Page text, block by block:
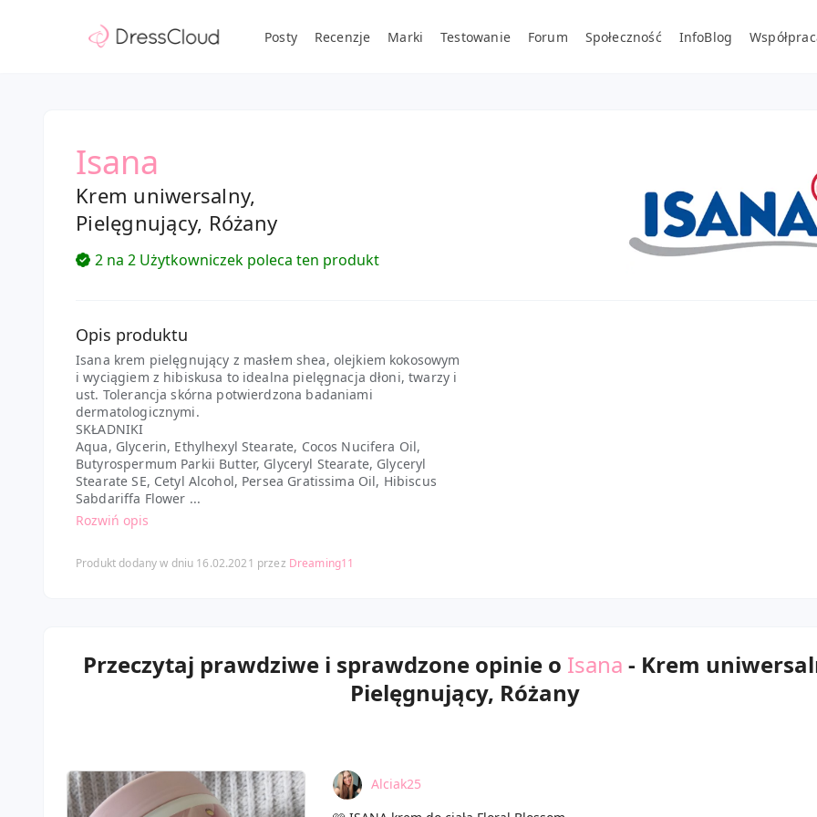
Posty Recenzje Marki Testowanie Forum Społeczność InfoBlog
Isana
Krem uniwersalny,
Pielęgnujący, Różany
2 na 2 Użytkowniczek poleca ten produkt
Opis produktu
Isana krem pielęgnujący z masłem shea, olejkiem kokosowym
i wyciągiem z hibiskusa to idealna pielęgnacja dłoni, twarzy i
ust. Tolerancja skórna potwierdzona badaniami
dermatologicznymi.
SKŁADNIKI
Aqua, Glycerin, Ethylhexyl Stearate, Cocos Nucifera Oil,
Butyrospermum Parkii Butter, Glyceryl Stearate, Glyceryl
Stearate SE, Cetyl Alcohol, Persea Gratissima Oil, Hibiscus
Sabdariffa Flower ...
Rozwiń opis
Produkt dodany w dniu 16.02.2021 przez Dreaming11
Przeczytaj prawdziwe i sprawdzone opinie o Isana - Krem
Pielęgnujący, Różany
Alciak25